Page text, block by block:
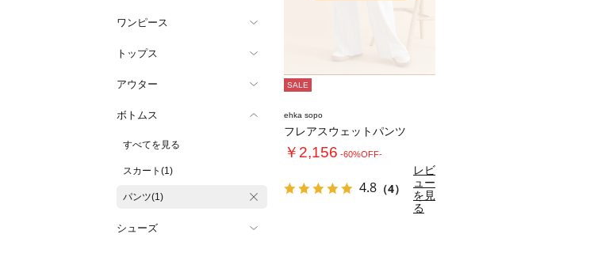
ワンピース
トップス
アウター
ボトムス
すべてを見る
スカート(1)
パンツ(1)
シューズ
SALE
ehka sopo
フレアスウェットパンツ
￥2,156 -60%OFF-
4.8 （4）
レビ
ュー
を見
る